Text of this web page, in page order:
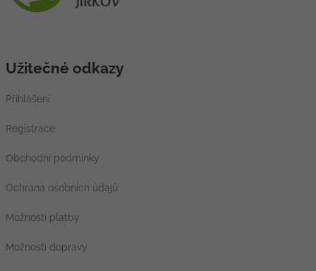
Užitečné odkazy
Přihlášení
Registrace
Obchodní podmínky
Ochrana osobních údajů
Možnosti platby
Možnosti dopravy